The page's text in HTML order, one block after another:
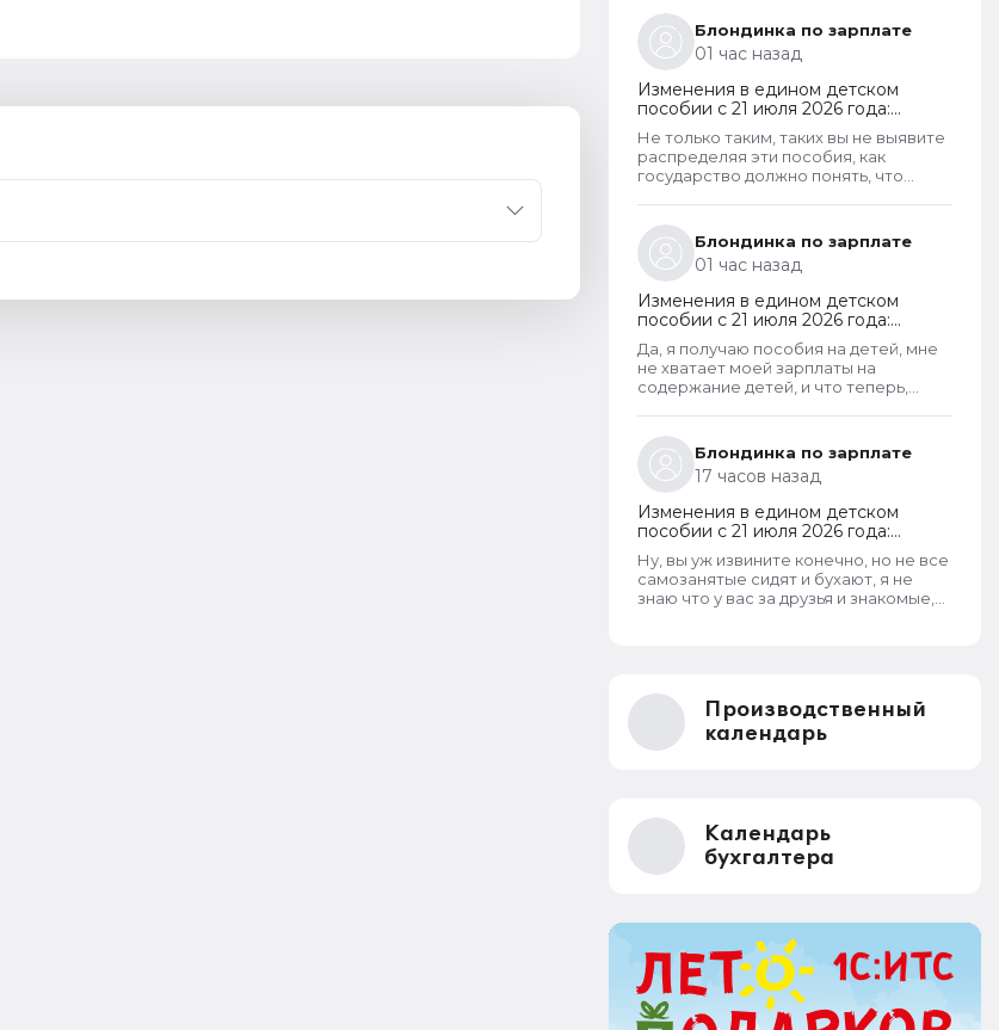
Блондинка по зарплате
01 час назад
Изменения в едином детском
пособии с 21 июля 2026 года:
пересмотр правила нулевого
дохода и новый порядок
оформления пособий по месту
пребывания
Не только таким, таких вы не выявите
распределяя эти пособия, как
государство должно понять, что
Блондинка по зарплате
01 час назад
Изменения в едином детском
пособии с 21 июля 2026 года:
пересмотр правила нулевого
дохода и новый порядок
оформления пособий по месту
пребывания
Да, я получаю пособия на детей, мне
не хватает моей зарплаты на
содержание детей, и что теперь,
превышает мрот, все остальные, кому
реально нужны пособия должны
страдать?
Блондинка по зарплате
17 часов назад
Изменения в едином детском
пособии с 21 июля 2026 года:
пересмотр правила нулевого
дохода и новый порядок
оформления пособий по месту
пребывания
Ну, вы уж извините конечно, но не все
самозанятые сидят и бухают, я не
знаю что у вас за друзья и знакомые,
Производственный
календарь
Календарь
бухгалтера